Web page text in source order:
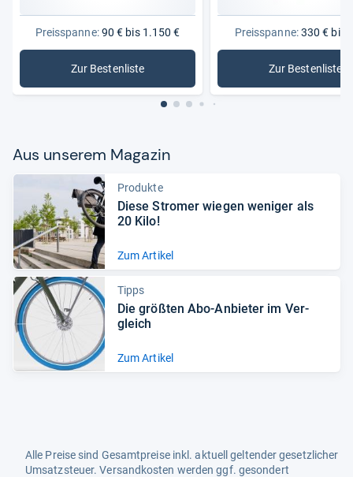
Preisspanne:90 € bis 1.150 €
Zur Bestenliste
: Fahrräder
Preisspanne:330 € bis
Zur Bestenliste
:
Aus unse­rem Maga­zin
Produkte
Diese Stro­mer wie­gen weni­ger als
20 Kilo!
Zum Artikel
Tipps
Die größ­ten Abo-​Anbie­ter im Ver­
gleich
Zum Artikel
Alle Preise sind Gesamtpreise inkl. aktuell geltender gesetzlicher
Umsatzsteuer. Versandkosten werden ggf. gesondert